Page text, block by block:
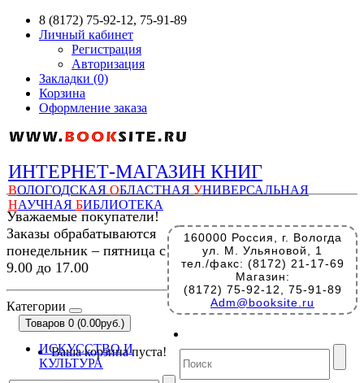
8 (8172) 75-92-12, 75-91-89
Личный кабинет
Регистрация
Авторизация
Закладки (0)
Корзина
Оформление заказа
ИНТЕРНЕТ-МАГАЗИН КНИГ
ВОЛОГОДСКАЯ ОБЛАСТНАЯ УНИВЕРСАЛЬНАЯ
НАУЧНАЯ БИБЛИОТЕКА
160000 Россия, г. Вологда
ул. М. Ульяновой, 1
тел./факс: (8172) 21-17-69
Магазин:
(8172) 75-92-12, 75-91-89
Adm@booksite.ru
Уважаемые покупатели!
Заказы обрабатываются
понедельник – пятница с
9.00 до 17.00
Категории
Товаров 0 (0.00руб.)
Ваша корзина пуста!
ИСКУССТВО И
КУЛЬТУРА